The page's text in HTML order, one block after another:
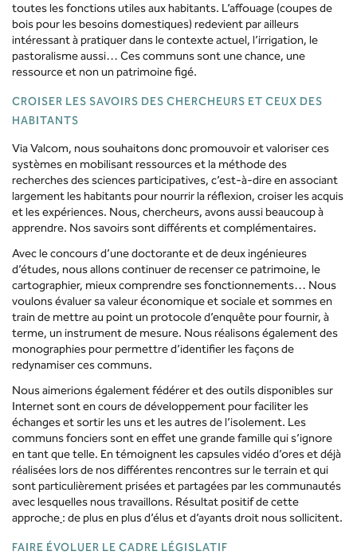
toutes les fonctions utiles aux habitants. L’affouage (coupes de
bois pour les besoins domestiques) redevient par ailleurs
intéressant à pratiquer dans le contexte actuel, l’irrigation, le
pastoralisme aussi… Ces communs sont une chance, une
ressource et non un patrimoine figé.
CROISER LES SAVOIRS DES CHERCHEURS ET CEUX DES
HABITANTS
Via Valcom, nous souhaitons donc promouvoir et valoriser ces
systèmes en mobilisant ressources et la méthode des
recherches des sciences participatives, c’est-à-dire en associant
largement les habitants pour nourrir la réflexion, croiser les acquis
et les expériences. Nous, chercheurs, avons aussi beaucoup à
apprendre. Nos savoirs sont différents et complémentaires.
Avec le concours d’une doctorante et de deux ingénieures
d’études, nous allons continuer de recenser ce patrimoine, le
cartographier, mieux comprendre ses fonctionnements… Nous
voulons évaluer sa valeur économique et sociale et sommes en
train de mettre au point un protocole d’enquête pour fournir, à
terme, un instrument de mesure. Nous réalisons également des
monographies pour permettre d’identifier les façons de
redynamiser ces communs.
Nous aimerions également fédérer et des outils disponibles sur
Internet sont en cours de développement pour faciliter les
échanges et sortir les uns et les autres de l’isolement. Les
communs fonciers sont en effet une grande famille qui s’ignore
en tant que telle. En témoignent les capsules vidéo d’ores et déjà
réalisées lors de nos différentes rencontres sur le terrain et qui
sont particulièrement prisées et partagées par les communautés
avec lesquelles nous travaillons. Résultat positif de cette
approche : de plus en plus d’élus et d’ayants droit nous sollicitent.
FAIRE ÉVOLUER LE CADRE LÉGISLATIF